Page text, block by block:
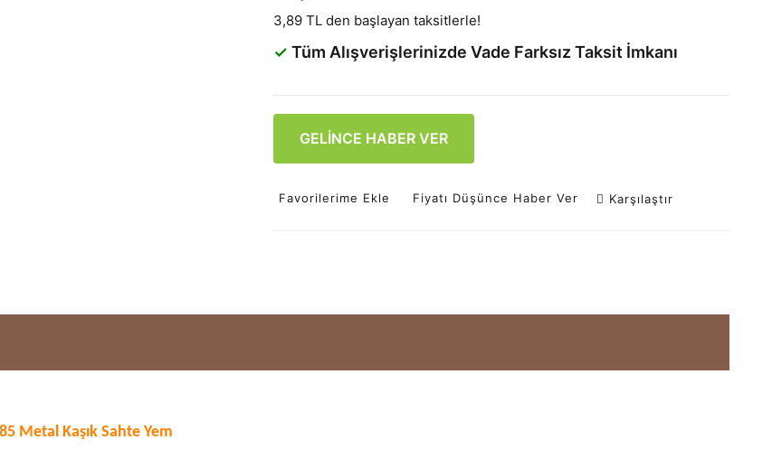
3,89 TL den başlayan taksitlerle!
✓ Tüm Alışverişlerinizde Vade Farksız Taksit İmkanı
GELİNCE HABER VER
Favorilerime Ekle Fiyatı Düşünce Haber Ver Karşılaştır
Metal Kaşık Sahte Yem